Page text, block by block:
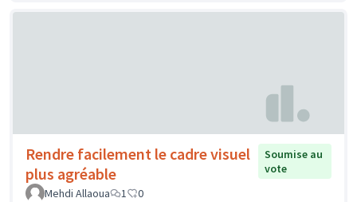
Rendre facilement le cadre visuel
plus agréable
Soumise au
vote
Mehdi Allaoua
1 0